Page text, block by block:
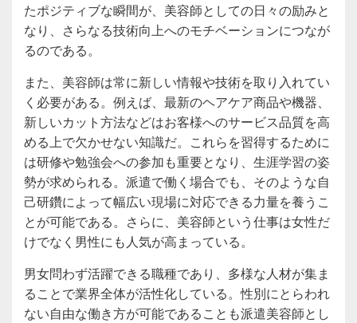
たポジティブな瞬間が、美容師としての日々の励みと
なり、さらなる技術向上へのモチベーションにつなが
るのである。
また、美容師は常に新しい情報や技術を取り入れてい
く必要がある。例えば、最新のヘアケア商品や機器、
新しいカット方法などはお客様へのサービス品質を高
める上で欠かせない知識だ。これらを習得するために
は研修や勉強会への参加も重要となり、生涯学習の姿
勢が求められる。派遣で働く場合でも、そのような自
己研鑽によって幅広い現場に対応できる力量を養うこ
とが可能である。さらに、美容師という仕事は女性だ
けでなく男性にも人気が高まっている。
男女問わず活躍できる職種であり、多様な人材が集ま
ることで業界全体が活性化している。性別にとらわれ
ない自由な働き方が可能であることも派遣美容師とし